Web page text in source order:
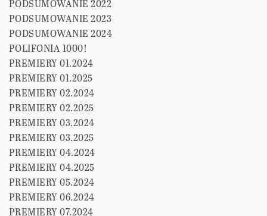
PODSUMOWANIE 2022
PODSUMOWANIE 2023
PODSUMOWANIE 2024
POLIFONIA 1000!
PREMIERY 01.2024
PREMIERY 01.2025
PREMIERY 02.2024
PREMIERY 02.2025
PREMIERY 03.2024
PREMIERY 03.2025
PREMIERY 04.2024
PREMIERY 04.2025
PREMIERY 05.2024
PREMIERY 06.2024
PREMIERY 07.2024